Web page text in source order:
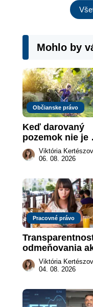
Mohlo by
Občianske právo
Keď darovaný
pozemok nie je
„hotová vec“:
môže darca
Viktória
06. 08. 2026
Pracovné právo
odmeňovania
právna
revolúcia na
práce
Viktória
04. 08. 2026